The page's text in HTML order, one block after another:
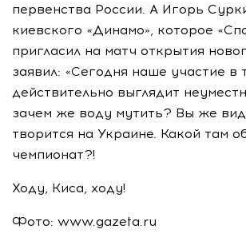
первенства России. А Игорь
киевского «Динамо», которое
пригласил на матч открытия
заявил: «Сегодня наше участие в
действительно выглядит
зачем же воду мутить? Вы же
творится на Украине. Какой там
чемпионат?!
Ходу, Киса, ходу!
Фото: www.gazeta.ru